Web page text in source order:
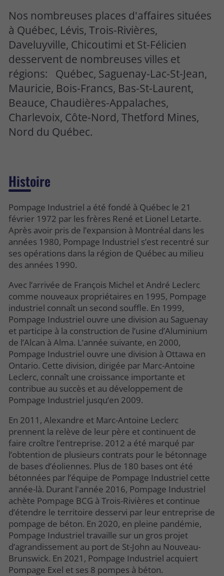
Nos nombreuses places d'affaires situées
à Québec, Lévis, Trois-Rivières,
Daveluyville, Chicoutimi et St-Félicien
desservent de nombreuses villes et
régions: Québec, Saguenay-Lac-St-Jean,
Mauricie, Bois-Francs, Bas-St-Laurent,
Beauce, Chaudières-Appalaches,
Charlevoix, Côte-Nord, Thetford Mines,
Nord du Québec.
Histoire
Pompage Industriel a été fondé à Québec le 21
février 1972 par les frères René et Lionel Letarte.
Après avoir pris de l’expansion à Montréal dans les
années 1980, Pompage Industriel s’est recentré sur
ses opérations dans la région de Québec au milieu
des années 1990.
Avec l’arrivée de François Michel et André Leclerc
comme nouveaux propriétaires en 1995, Pompage
industriel connaît un second souffle. En 1999,
Pompage Industriel ouvre une division au Saguenay
et participe à la construction de l’usine d’Aluminium
de l’Alcan à Alma. L’année suivante, en 2000,
Pompage Industriel ouvre une division à Ottawa en
Ontario. Cette division, dirigée par Marc-Antoine
Leclerc, connaît une croissance importante et
contribue au succès et au développement de
Pompage Industriel jusqu’en 2009.
En 2011, Alexandre et Marc-Antoine Leclerc
prennent la relève de leur père et continuent de
faire croître l’entreprise. 2012 a été marqué par
l’obtention de plusieurs contrats pour le bétonnage
de bases d’éoliennes. Plus de 180 bases ont été
bétonnées par l’équipe de Pompage Industriel cette
année-là. Durant l'année 2016, Pompage Industriel
achète Pompage BCG à Trois-Rivières et continue
d’étendre le territoire desservi par leur entreprise de
pompage de béton. En 2020, en pleine pandémie,
Pompage Industriel travaille sur un gros projet
d’agrandissement au port de St-John au Nouveau-
Brunswick. En 2021, Pompage Industriel acquiert
Pompage Exel et ses 8 pompes à béton.